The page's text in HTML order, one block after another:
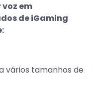
em
de iGaming
vários tamanhos de